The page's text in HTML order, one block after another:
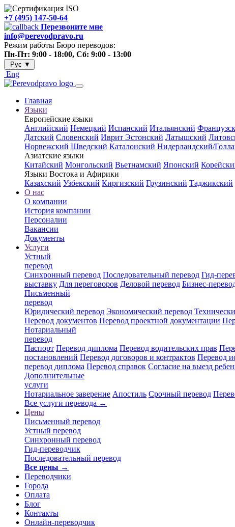
+7 (495) 147-50-64
Перезвоните мне
info@perevodpravo.ru
Режим работы Бюро переводов:
Пн-Пт: 9:00 - 18:00, Сб: 9:00 - 13:00
Рус ▼
Eng
Главная
Языки
Европейские языки
Английский Немецкий Испанский Итальянский
Датский Словенский Иврит Эстонский Латышский
Норвежский Шведский Каталонский Нидерландский/
Азиатские языки
Китайский Монгольский Вьетнамский Японский
Языки Востока и Афирики
Казахский Узбекский Киргизский Грузинский Таджикский
О нас
О компании
История компании
Персоналии
Вакансии
Документы
Услуги
Устный
перевод
Синхронный перевод Последовательный перевод Гид-
выставку Для переговоров Деловой перевод Бизнес-
Письменный
перевод
Юридический перевод Экономический перевод
Перевод документов Перевод проектной документации
Нотариальный
перевод
Паспорт Перевод диплома Перевод водительских прав
постановлений Перевод договоров и контрактов Перевод
перевод диплома Перевод справок Согласие на выезд
Дополнительные
услуги
Нотариальное заверение Апостиль Срочный перевод
Все услуги перевода →
Цены
Письменный перевод
Устный перевод
Синхронный перевод
Гид-переводчик
Последовательный перевод
Все цены →
Переводчики
Города
Оплата
Блог
Контакты
Онлайн-переводчик